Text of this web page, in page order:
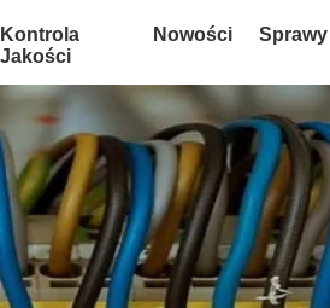
Kontrola
Jakości
Nowości Sprawy